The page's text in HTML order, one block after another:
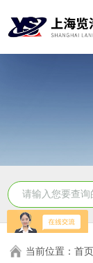
当前位置：首页